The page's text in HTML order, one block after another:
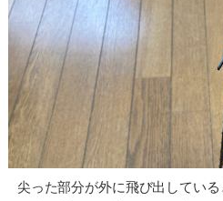
尖った部分が外に飛び出してい